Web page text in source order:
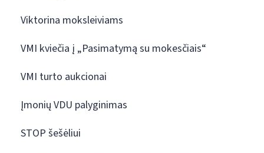
Viktorina moksleiviams
VMI kviečia į „Pasimatymą su mokesčiais“
VMI turto aukcionai
Įmonių VDU palyginimas
STOP šešėliui